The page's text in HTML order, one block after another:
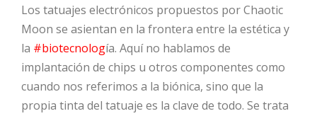
Los tatuajes electrónicos propuestos por Chaotic
Moon se asientan en la frontera entre la estética y
la #biotecnología. Aquí no hablamos de
implantación de chips u otros componentes como
cuando nos referimos a la biónica, sino que la
propia tinta del tatuaje es la clave de todo. Se trata